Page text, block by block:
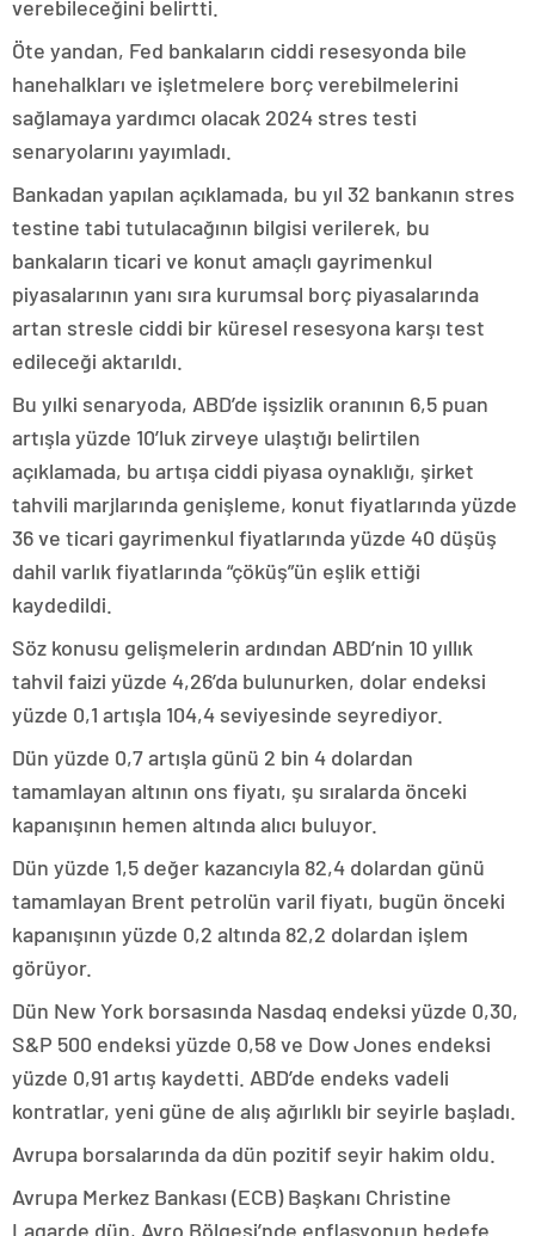
verebileceğini belirtti.
Öte yandan, Fed bankaların ciddi resesyonda bile
hanehalkları ve işletmelere borç verebilmelerini
sağlamaya yardımcı olacak 2024 stres testi
senaryolarını yayımladı.
Bankadan yapılan açıklamada, bu yıl 32 bankanın stres
testine tabi tutulacağının bilgisi verilerek, bu
bankaların ticari ve konut amaçlı gayrimenkul
piyasalarının yanı sıra kurumsal borç piyasalarında
artan stresle ciddi bir küresel resesyona karşı test
edileceği aktarıldı.
Bu yılki senaryoda, ABD’de işsizlik oranının 6,5 puan
artışla yüzde 10’luk zirveye ulaştığı belirtilen
açıklamada, bu artışa ciddi piyasa oynaklığı, şirket
tahvili marjlarında genişleme, konut fiyatlarında yüzde
36 ve ticari gayrimenkul fiyatlarında yüzde 40 düşüş
dahil varlık fiyatlarında “çöküş”ün eşlik ettiği
kaydedildi.
Söz konusu gelişmelerin ardından ABD’nin 10 yıllık
tahvil faizi yüzde 4,26’da bulunurken, dolar endeksi
yüzde 0,1 artışla 104,4 seviyesinde seyrediyor.
Dün yüzde 0,7 artışla günü 2 bin 4 dolardan
tamamlayan altının ons fiyatı, şu sıralarda önceki
kapanışının hemen altında alıcı buluyor.
Dün yüzde 1,5 değer kazancıyla 82,4 dolardan günü
tamamlayan Brent petrolün varil fiyatı, bugün önceki
kapanışının yüzde 0,2 altında 82,2 dolardan işlem
görüyor.
Dün New York borsasında Nasdaq endeksi yüzde 0,30,
S&P 500 endeksi yüzde 0,58 ve Dow Jones endeksi
yüzde 0,91 artış kaydetti. ABD’de endeks vadeli
kontratlar, yeni güne de alış ağırlıklı bir seyirle başladı.
Avrupa borsalarında da dün pozitif seyir hakim oldu.
Avrupa Merkez Bankası (ECB) Başkanı Christine
Lagarde dün, Avro Bölgesi’nde enflasyonun hedefe